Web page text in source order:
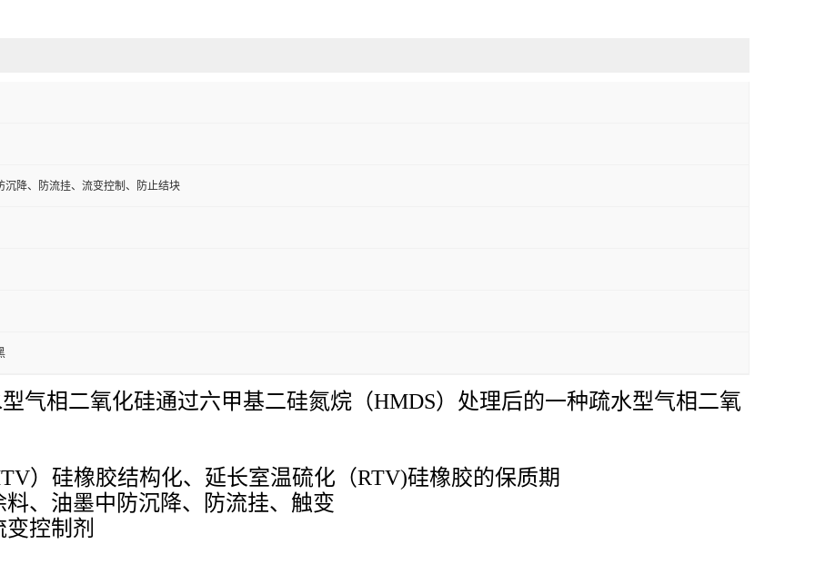
沉降、防流挂、流变控制、防止结块
气相二氧化硅通过六甲基二硅氮烷（HMDS）处理后的一种疏水型气相二氧
）硅橡胶结构化、 延长室温硫化（RTV)硅橡胶的保质期
、油墨中防沉降、
防流挂、触变
控制剂